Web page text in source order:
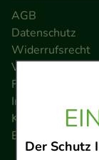
Der Schutz
AGB
Datenschutz
Widerrufsrecht
Versandkosten
FAQ
Impressum
Kontakt